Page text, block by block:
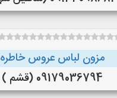
مزون لباس عروس خاطره
09179036794 (قشم )